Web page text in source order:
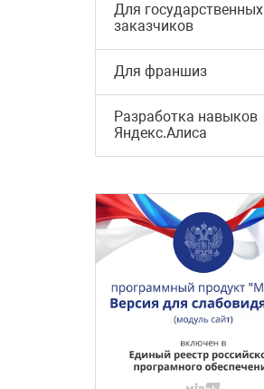
Для государственных
заказчиков
Для франшиз
Разработка навыков
Яндекс.Алиса